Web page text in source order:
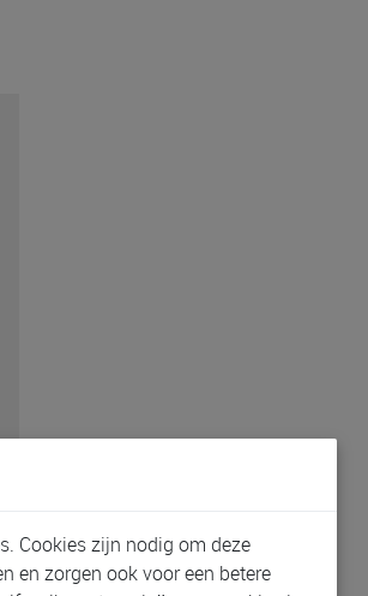
Cookies zijn nodig om deze
en zorgen ook voor een betere